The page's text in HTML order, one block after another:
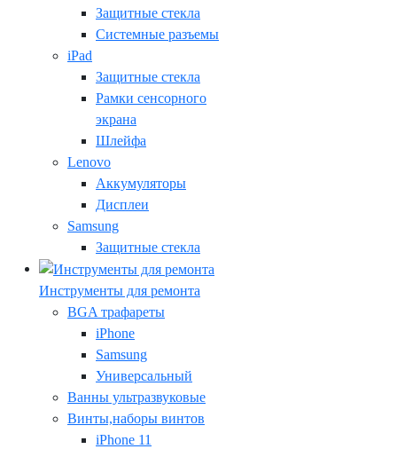
Защитные стекла
Системные разъемы
iPad
Защитные стекла
Рамки сенсорного
экрана
Шлейфа
Lenovo
Аккумуляторы
Дисплеи
Samsung
Защитные стекла
Инструменты для ремонта
BGA трафареты
iPhone
Samsung
Универсальный
Ванны ультразвуковые
Винты,наборы винтов
iPhone 11